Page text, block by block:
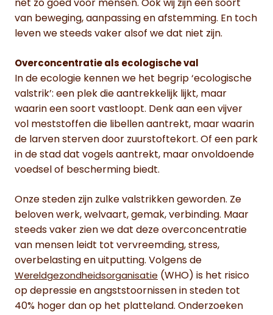
net zo goed voor mensen. Ook wij zijn een soort
van beweging, aanpassing en afstemming. En toch
leven we steeds vaker alsof we dat niet zijn.
Overconcentratie als ecologische val
In de ecologie kennen we het begrip ‘ecologische
valstrik’: een plek die aantrekkelijk lijkt, maar
waarin een soort vastloopt. Denk aan een vijver
vol meststoffen die libellen aantrekt, maar waarin
de larven sterven door zuurstoftekort. Of een park
in de stad dat vogels aantrekt, maar onvoldoende
voedsel of bescherming biedt.
Onze steden zijn zulke valstrikken geworden. Ze
beloven werk, welvaart, gemak, verbinding. Maar
steeds vaker zien we dat deze overconcentratie
van mensen leidt tot vervreemding, stress,
overbelasting en uitputting. Volgens de
Wereldgezondheidsorganisatie (WHO) is het risico
op depressie en angststoornissen in steden tot
40% hoger dan op het platteland. Onderzoeken